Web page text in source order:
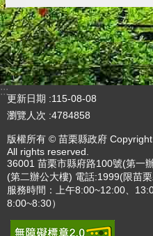
:::
更新日期
115-08-08
瀏覽人次 4784858
版權所有 © 苗栗縣政府
All rights reserved.
36001 苗栗市縣府路100號(第一
(第二辦公大樓) 電話:1999(限苗
服務時間：上午8:00~12:00、
8:00~8:30）